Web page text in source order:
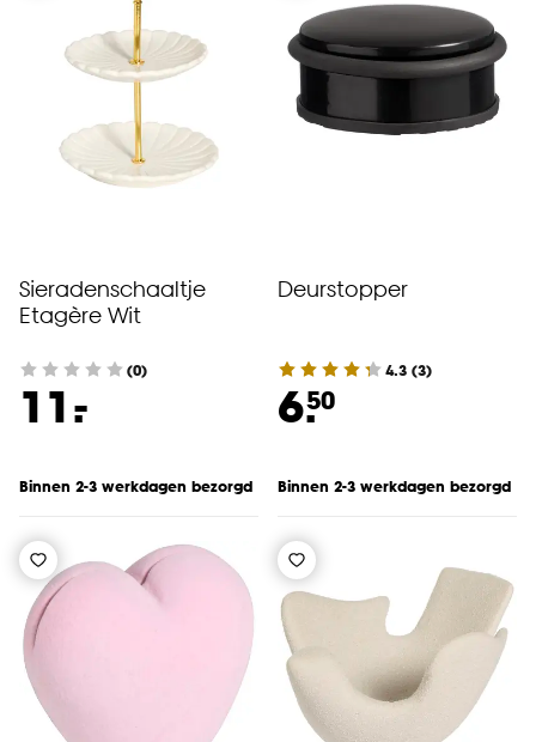
Sieradenschaaltje
Etagère Wit
(0)
11.
-
Binnen 2-3 werkdagen bezorgd
Deurstopper
4.3 (3)
6.50
Binnen 2-3 werkdagen bezorgd